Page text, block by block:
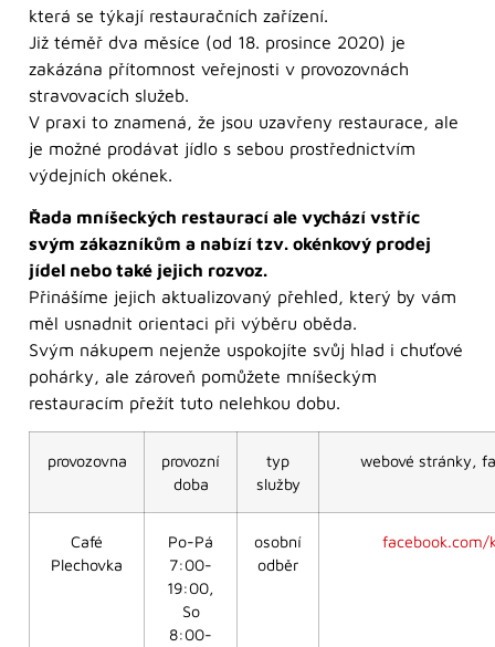
která se týkají restauračních zařízení.
Již téměř dva měsíce (od 18. prosince 2020) je
zakázána přítomnost veřejnosti v provozovnách
stravovacích služeb.
V praxi to znamená, že jsou uzavřeny restaurace, ale
je možné prodávat jídlo s sebou prostřednictvím
výdejních okének.
Řada mníšeckých restaurací ale vychází vstříc
svým zákazníkům a nabízí tzv. okénkový prodej
jídel nebo také jejich rozvoz.
Přinášíme jejich aktualizovaný přehled, který by vám
měl usnadnit orientaci při výběru oběda.
Svým nákupem nejenže uspokojíte svůj hlad i chuťové
pohárky, ale zároveň pomůžete mníšeckým
restauracím přežít tuto nelehkou dobu.
provozovna
provozní
doba
typ
služby
webové stránky,
Café
Plechovka
Po-Pá
7:00-
19:00,
So
8:00-
osobní
odběr
facebook.com/